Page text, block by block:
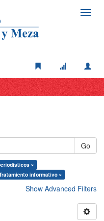
Go
×
informativo ×
Show Advanced Filters